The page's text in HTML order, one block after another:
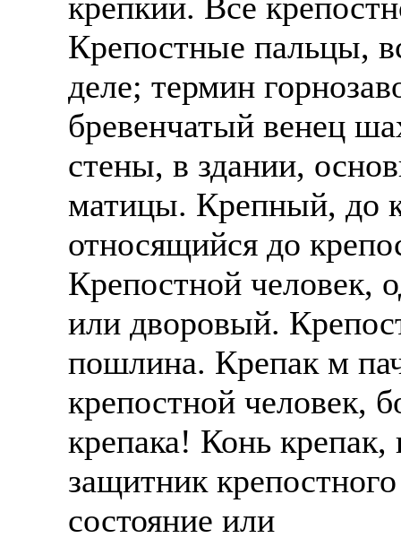
Крепостные пальцы,
деле; термин
бревенчатый венец
стены, в здании,
матицы. Крепный, до
относящийся до
Крепостной человек,
или дворовый.
пошлина. Крепак м
крепостной человек,
крепака! Конь
защитник
состояние или